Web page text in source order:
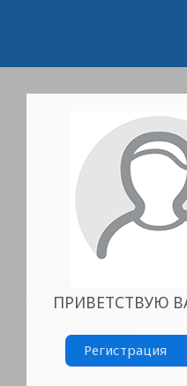
ПРИВЕТСТВУЮ
Регистрация